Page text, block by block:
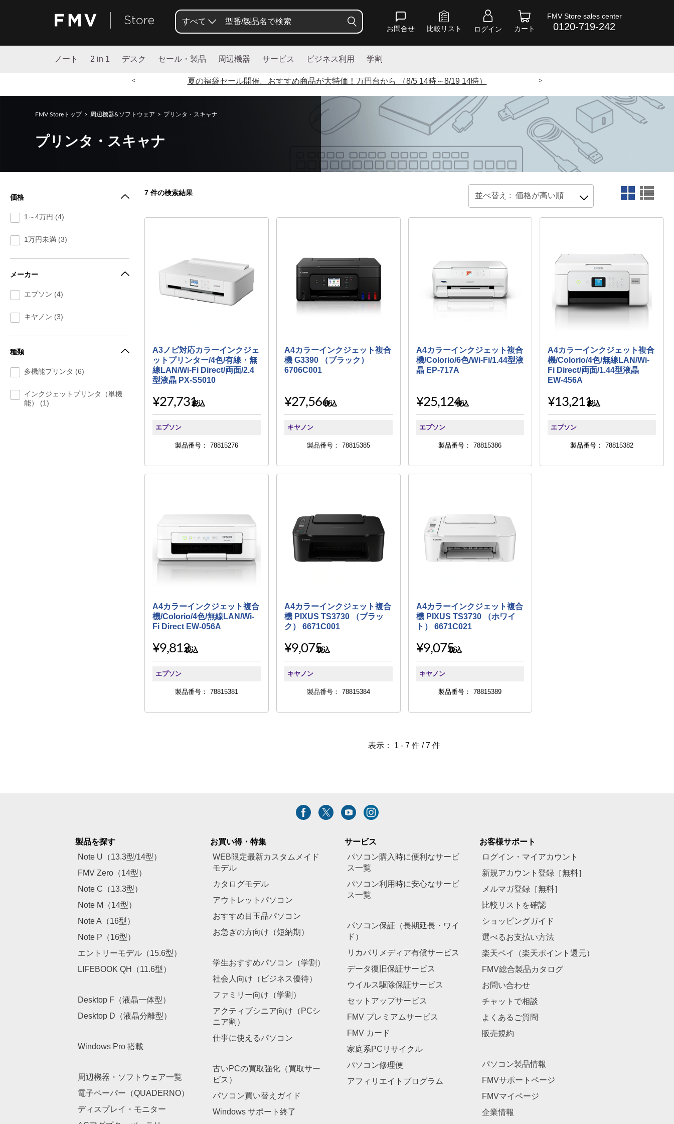
すべて
お問合せ 比較リスト ログイン カート
FMV Store sales center
0120-719-242
ノート 2 in 1 デスク セール・製品 周辺機器 サービス ビジネス利用 学割
夏の福袋セール開催。おすすめ商品が大特価！ 万円台から （8/5 14時～8/19 14時）
< >
FMV Storeトップ > 周辺機器&ソフトウェア > プリンタ・スキャナ
プリンタ・スキャナ
価格
1～4万円 (4)
1万円未満 (3)
メーカー
エプソン (4)
キヤノン (3)
種類
多機能プリンタ (6)
インクジェットプリンタ（単機
能） (1)
7 件の検索結果 並べ替え : 価格が高い順
A3ノビ対応カラーインクジェ
ットプリンター/4色/有線・無
線LAN/Wi-Fi Direct/両面/2.4
型液晶 PX-S5010
¥27,731税込
エプソン
製品番号： 78815276
A4カラーインクジェット複合
機 G3390 （ブラック）
6706C001
¥27,566税込
キヤノン
製品番号： 78815385
A4カラーインクジェット複合
機/Colorio/6色/Wi-Fi/1.44型液
晶 EP-717A
¥25,124税込
エプソン
製品番号： 78815386
A4カラーインクジェット複合
機/Colorio/4色/無線LAN/Wi-
Fi Direct/両面/1.44型液晶
EW-456A
¥13,211税込
エプソン
製品番号： 78815382
A4カラーインクジェット複合
機/Colorio/4色/無線LAN/Wi-
Fi Direct EW-056A
¥9,812税込
エプソン
製品番号： 78815381
A4カラーインクジェット複合
機 PIXUS TS3730 （ブラッ
ク） 6671C001
¥9,075税込
キヤノン
製品番号： 78815384
A4カラーインクジェット複合
機 PIXUS TS3730 （ホワイ
ト） 6671C021
¥9,075税込
キヤノン
製品番号： 78815389
表示： 1 - 7 件 / 7 件
製品を探す
Note U（13.3型/14型）
FMV Zero（14型）
Note C（13.3型）
Note M（14型）
Note A（16型）
Note P（16型）
エントリーモデル（15.6型）
LIFEBOOK QH（11.6型）
Desktop F（液晶一体型）
Desktop D（液晶分離型）
Windows Pro 搭載
周辺機器・ソフトウェア一覧
電子ペーパー（QUADERNO）
ディスプレイ・モニター
お買い得・特集
WEB限定最新カスタムメイド
モデル
カタログモデル
アウトレットパソコン
おすすめ目玉品パソコン
お急ぎの方向け（短納期）
学生おすすめパソコン（学割）
社会人向け（ビジネス優待）
ファミリー向け（学割）
アクティブシニア向け（PCシ
ニア割）
仕事に使えるパソコン
古いPCの買取強化（買取サー
ビス）
パソコン買い替えガイド
Windows サポート終了
サービス
パソコン購入時に便利なサービ
ス一覧
パソコン利用時に安心なサービ
ス一覧
パソコン保証（長期延長・ワイ
ド）
リカバリメディア有償サービス
データ復旧保証サービス
ウイルス駆除保証サービス
セットアップサービス
FMV プレミアムサービス
FMV カード
家庭系PCリサイクル
パソコン修理便
アフィリエイトプログラム
お客様サポート
ログイン・マイアカウント
新規アカウント登録［無料］
メルマガ登録［無料］
比較リストを確認
ショッピングガイド
選べるお支払い方法
楽天ペイ（楽天ポイント還元）
FMV総合製品カタログ
お問い合わせ
チャットで相談
よくあるご質問
販売規約
パソコン製品情報
FMVサポートページ
FMVマイページ
企業情報